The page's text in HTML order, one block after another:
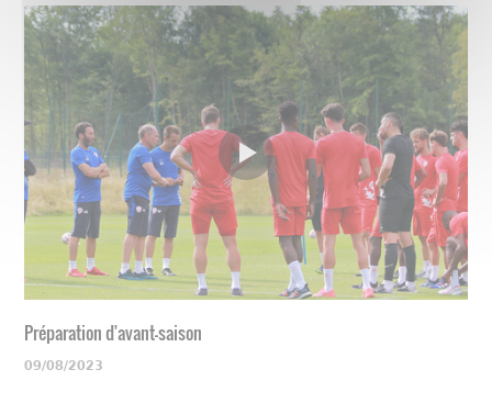
Préparation d'avant-saison
09/08/2023